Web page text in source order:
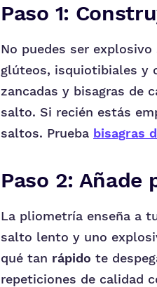
Paso 1:
No puedes ser
glúteos, isquiotibiales y
zancadas y bisagras de
salto. Si recién estás
saltos. Prueba bisagras
Paso 2: Añade
La pliometría enseña a
salto lento y uno
qué tan rápido te
repeticiones de calidad